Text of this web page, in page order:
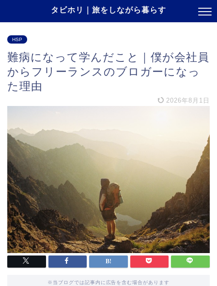
タビホリ｜旅をしながら暮らす
HSP
難病になって学んだこと｜僕が会社員
からフリーランスのブロガーになっ
た理由
2026年8月1日
※当ブログでは記事内に広告を含む場合があります